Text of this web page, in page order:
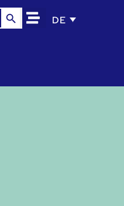
Search Button
DE